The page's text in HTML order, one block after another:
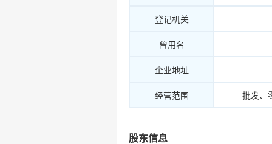
登记机关
曾用名
企业地址
经营范围 批发、
股东信息